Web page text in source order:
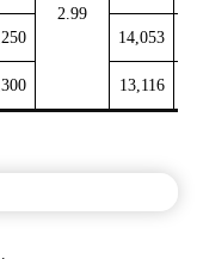
2.99
14,053
13,116